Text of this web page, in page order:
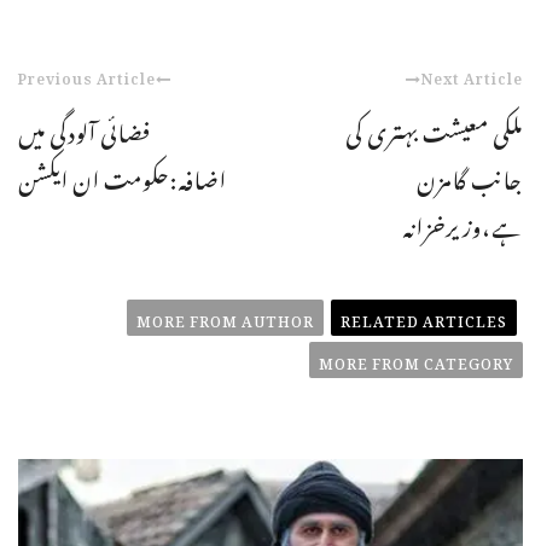
Previous Article
فضائی آلودگی میں
اضافہ:حکومت ان ایکشن
Next Article
ملکی معیشت بہتری کی
جانب گامزن
ہے،وزیرخزانہ
RELATED ARTICLES
MORE FROM AUTHOR
MORE FROM CATEGORY